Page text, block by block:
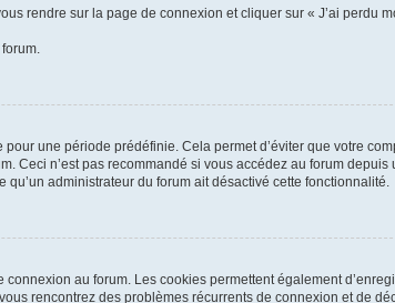
rendre sur la page de connexion et cliquer sur « J’ai perdu
une période prédéfinie. Cela permet d’éviter que votre
Ceci n’est pas recommandé si vous accédez au forum depuis
administrateur du forum ait désactivé cette fonctionnalité.
au forum. Les cookies permettent également
rencontrez des problèmes récurrents de connexion et de